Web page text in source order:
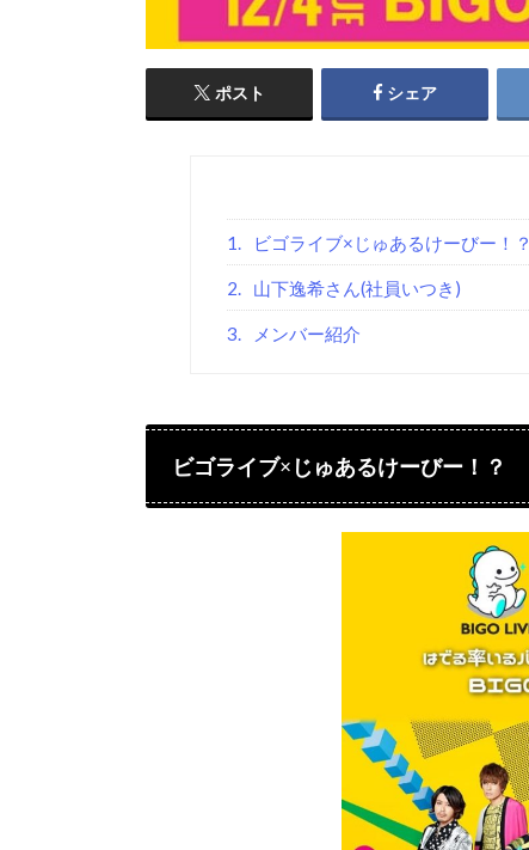
ポスト シェア
1. ビゴライブ×じゅあるけーびー！？
2. 山下逸希さん(社員いつき)
3. メンバー紹介
ビゴライブ×じゅあるけーびー！？